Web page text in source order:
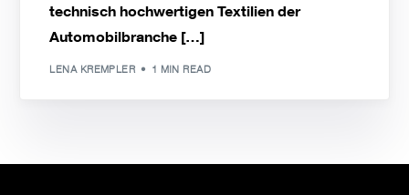
technisch hochwertigen Textilien der
Automobilbranche […]
LENA KREMPLER 1 MIN READ